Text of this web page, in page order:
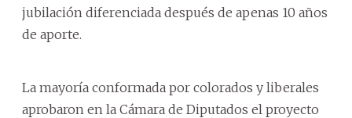
jubilación diferenciada después de apenas 10 años
de aporte.
La mayoría conformada por colorados y liberales
aprobaron en la Cámara de Diputados el proyecto